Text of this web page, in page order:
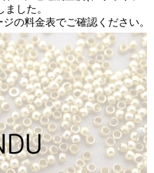
した。
ジの料金表でご確認ください。